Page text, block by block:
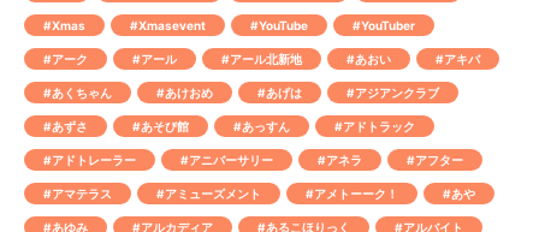
#Xmas #Xmasevent #YouTube #YouTuber
#アーク #アール #アール北新地 #あおい #アキバ
#あくちゃん #あけおめ #あげは #アジアンクラブ
#あずさ #あそび館 #あっすん #アドトラック
#アドトレーラー #アニバーサリー #アネラ #アフター
#アマテラス #アミューズメント #アメトーーク！ #あや
#あゆみ #アルカディア #あるこほりっく #アルバイト